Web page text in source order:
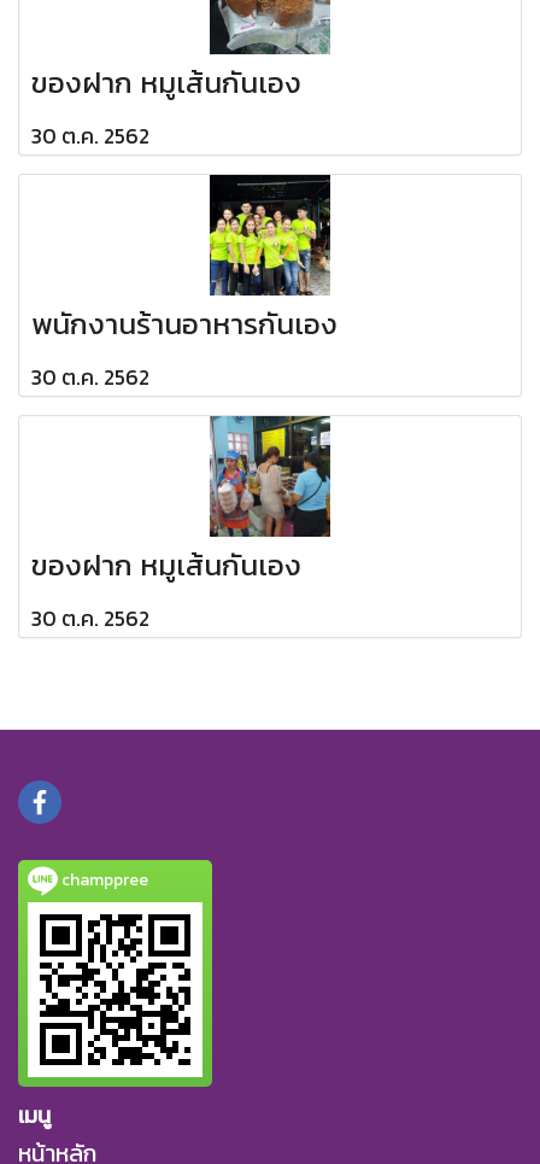
ของฝาก หมูเส้นกันเอง
30 ต.ค. 2562
พนักงานร้านอาหารกันเอง
30 ต.ค. 2562
ของฝาก หมูเส้นกันเอง
30 ต.ค. 2562
champpree
เมนู
หน้าหลัก